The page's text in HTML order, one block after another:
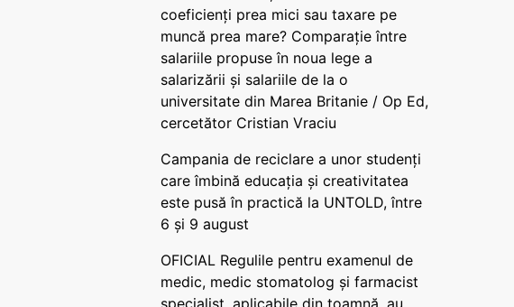
coeficienți prea mici sau taxare pe
muncă prea mare? Comparație între
salariile propuse în noua lege a
salarizării și salariile de la o
universitate din Marea Britanie / Op Ed,
cercetător Cristian Vraciu
Campania de reciclare a unor studenți
care îmbină educația și creativitatea
este pusă în practică la UNTOLD, între
6 și 9 august
OFICIAL Regulile pentru examenul de
medic, medic stomatolog și farmacist
specialist, aplicabile din toamnă, au